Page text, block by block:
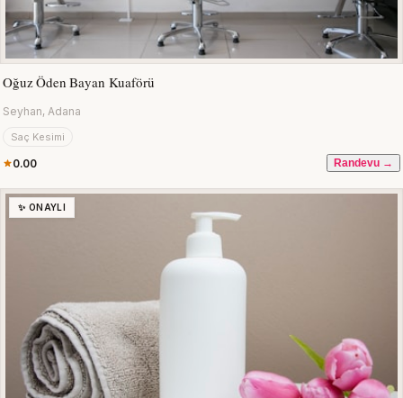
Oğuz Öden Bayan Kuaförü
Seyhan, Adana
Saç Kesimi
0.00 Randevu →
✨ ONAYLI